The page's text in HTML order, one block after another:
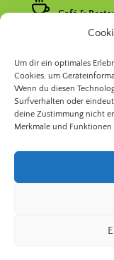
Um dir ein optimales
Cookies, um
Wenn du diesen
Surfverhalten oder
deine Zustimmung nicht
Merkmale und
Café &
© 2026